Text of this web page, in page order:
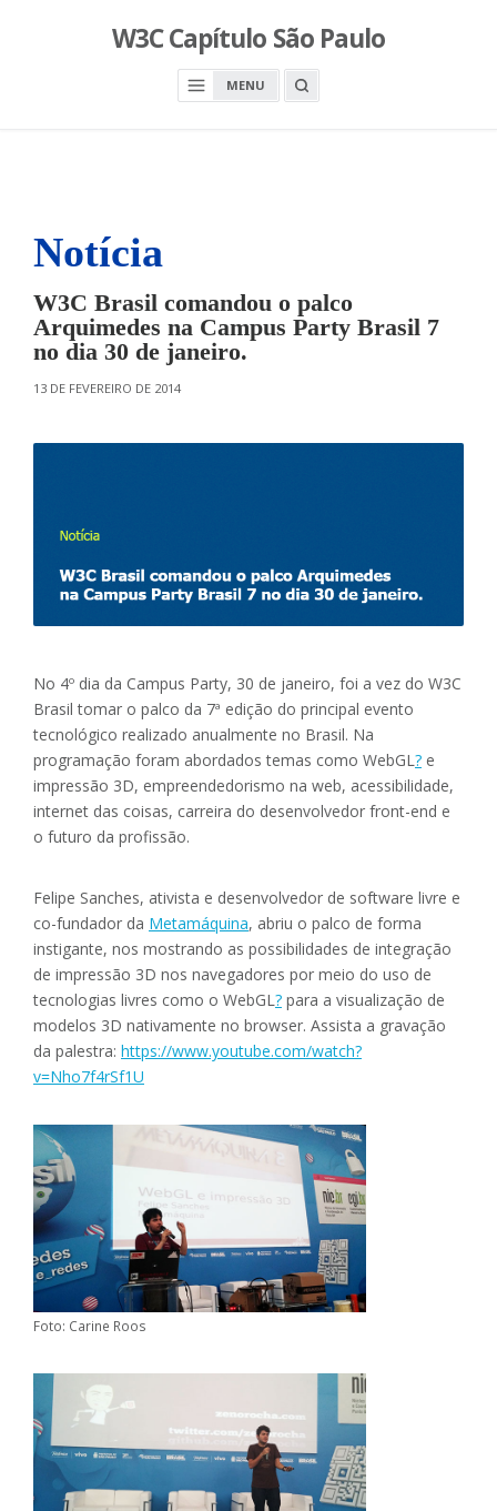
W3C Capítulo São Paulo
MENU
O
Notícia
W3C Brasil comandou o palco
Arquimedes na Campus Party Brasil 7
no dia 30 de janeiro.
O
13 DE FEVEREIRO DE 2014
No 4º dia da Campus Party, 30 de janeiro, foi a vez do W3C
Brasil tomar o palco da 7ª edição do principal evento
tecnológico realizado anualmente no Brasil. Na
programação foram abordados temas como WebGL? e
impressão 3D, empreendedorismo na web, acessibilidade,
internet das coisas, carreira do desenvolvedor front-end e
o futuro da profissão.
Felipe Sanches, ativista e desenvolvedor de software livre e
co-fundador da Metamáquina, abriu o palco de forma
instigante, nos mostrando as possibilidades de integração
de impressão 3D nos navegadores por meio do uso de
tecnologias livres como o WebGL? para a visualização de
modelos 3D nativamente no browser. Assista a gravação
da palestra: https://www.youtube.com/watch?
v=Nho7f4rSf1U
Foto: Carine Roos